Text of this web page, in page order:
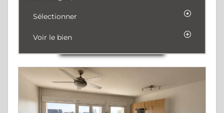
Sélectionner
Voir le bien